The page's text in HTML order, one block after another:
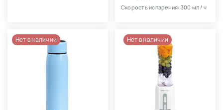
Скорость испарения: 300 мл / ч
Нет в наличии Нет в наличии